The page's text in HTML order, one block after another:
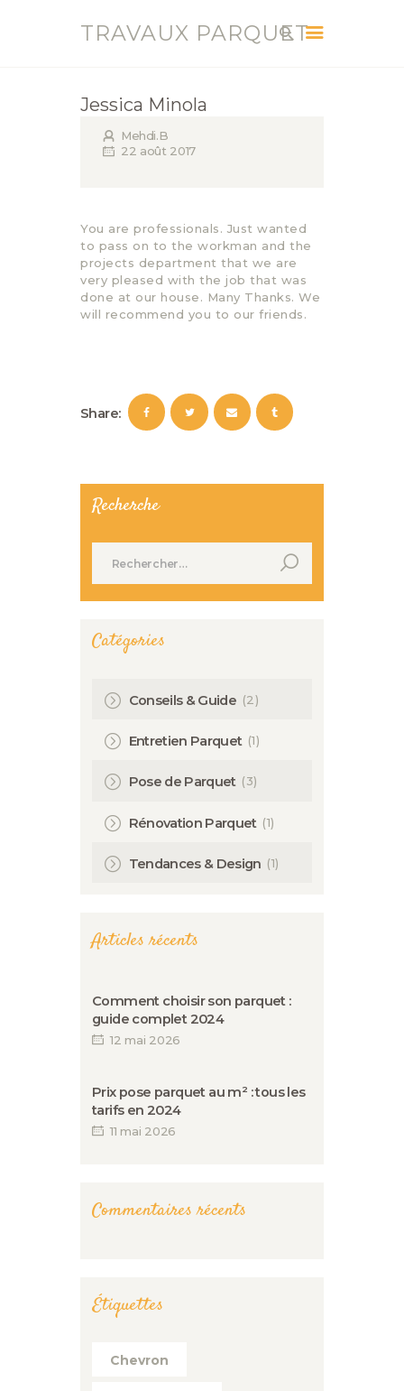
TRAVAUX PARQUET
ACCUEIL
SERVICES
Jessica Minola
Mehdi.B
22 août 2017
You are professionals. Just wanted
to pass on to the workman and the
projects department that we are
very pleased with the job that was
done at our house. Many Thanks. We
will recommend you to our friends.
Share:
Recherche
Catégories
Conseils & Guide (2)
Entretien Parquet (1)
Pose de Parquet (3)
Rénovation Parquet (1)
Tendances & Design (1)
Articles récents
Comment choisir son parquet :
guide complet 2024
12 mai 2026
Prix pose parquet au m² : tous les
tarifs en 2024
11 mai 2026
Commentaires récents
Étiquettes
Chevron